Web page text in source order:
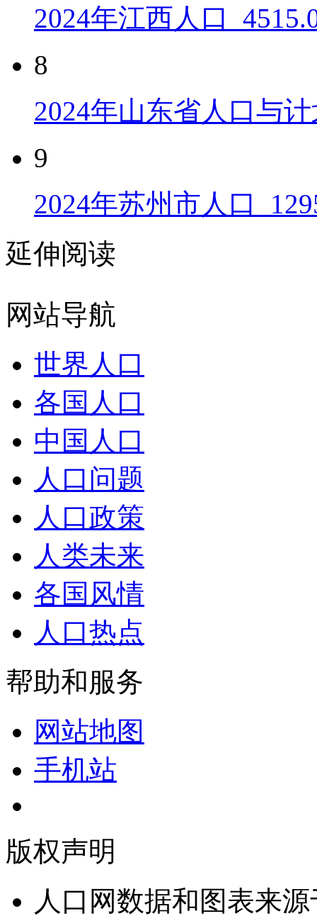
2024年江西人口
8
2024年山东省人口与
9
2024年苏州市人口
延伸阅读
网站导航
世界人口
各国人口
中国人口
人口问题
人口政策
人类未来
各国风情
人口热点
帮助和服务
网站地图
手机站
版权声明
人口网数据和图表来